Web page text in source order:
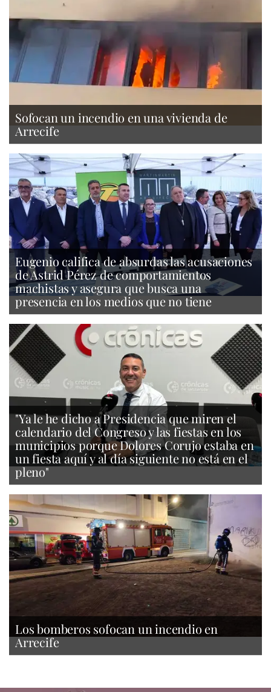
Sofocan un incendio en una vivienda de
Arrecife
Eugenio califica de absurdas las acusaciones
de Astrid Pérez de comportamientos
machistas y asegura que busca una
presencia en los medios que no tiene
"Ya le he dicho a Presidencia que miren el
calendario del Congreso y las fiestas en los
municipios porque Dolores Corujo estaba en
un fiesta aquí y al día siguiente no está en el
pleno"
Los bomberos sofocan un incendio en
Arrecife